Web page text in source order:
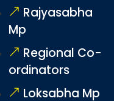
Rajyasabha
Mp
Regional Co-
ordinators
Loksabha Mp